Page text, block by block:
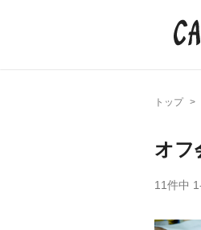
トップ
オフ
11件中